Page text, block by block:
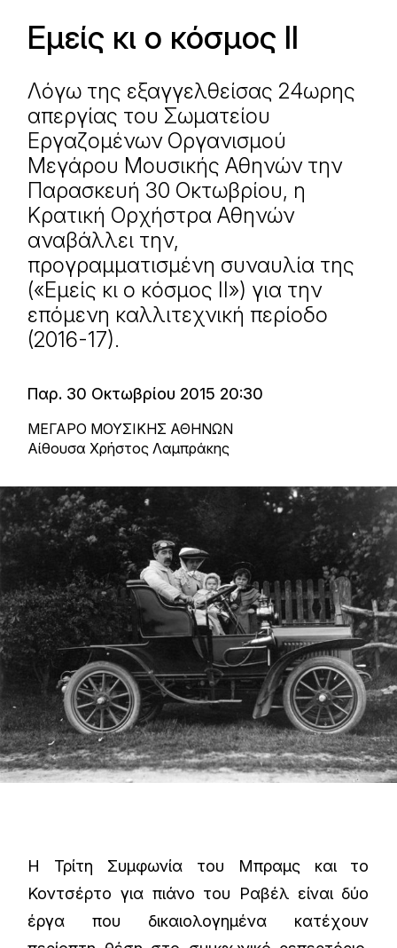
Εμείς κι ο κόσμος ΙΙ
Λόγω της εξαγγελθείσας 24ωρης
απεργίας του Σωματείου
Εργαζομένων Οργανισμού
Μεγάρου Μουσικής Αθηνών την
Παρασκευή 30 Οκτωβρίου, η
Κρατική Ορχήστρα Αθηνών
αναβάλλει την,
προγραμματισμένη συναυλία της
(«Εμείς κι ο κόσμος ΙΙ») για την
επόμενη καλλιτεχνική περίοδο
(2016-17).
Παρ. 30 Οκτωβρίου 2015 20:30
ΜΕΓΑΡΟ ΜΟΥΣΙΚΗΣ ΑΘΗΝΩΝ
Αίθουσα Χρήστος Λαμπράκης
Η Τρίτη Συμφωνία του Μπραμς και το
Κοντσέρτο για πιάνο του Ραβέλ είναι δύο
έργα που δικαιολογημένα κατέχουν